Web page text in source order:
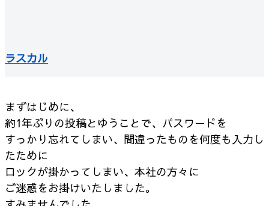
ラスカル
まずはじめに、
約1年ぶりの投稿とゆうことで、パスワードを
すっかり忘れてしまい、間違ったものを何度も入力し
たために
ロックが掛かってしまい、本社の方々に
ご迷惑をお掛けいたしました。